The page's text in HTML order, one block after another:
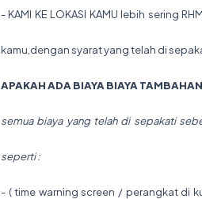
- KAMI KE LOKASI KAMU lebih sering
kamu,dengan syarat yang telah di
APAKAH ADA BIAYA BIAYA
semua biaya yang telah di sepakati
seperti :
- ( time warning screen / perangkat di